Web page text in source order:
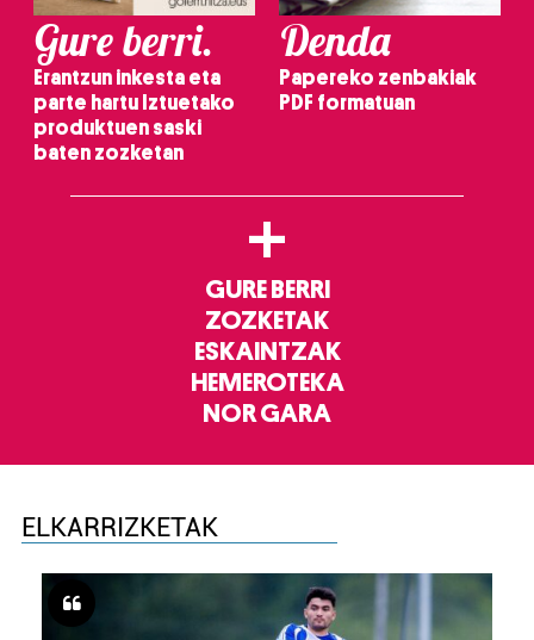
Gure berri.
Erantzun inkesta eta
parte hartu Iztuetako
produktuen saski
baten zozketan
Denda
Papereko zenbakiak
PDF formatuan
+
GURE BERRI
ZOZKETAK
ESKAINTZAK
HEMEROTEKA
NOR GARA
ELKARRIZKETAK